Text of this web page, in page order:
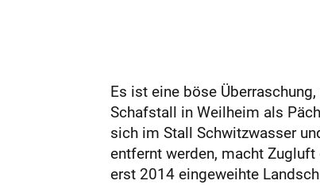
Es ist eine böse
Schafstall in Weilheim als
sich im Stall Schwitzwasser
entfernt werden, macht
erst 2014 eingeweihte